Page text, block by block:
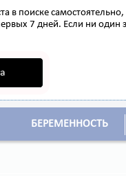
в поиске
7 дней. Если ни один
БЕРЕМЕННОСТЬ